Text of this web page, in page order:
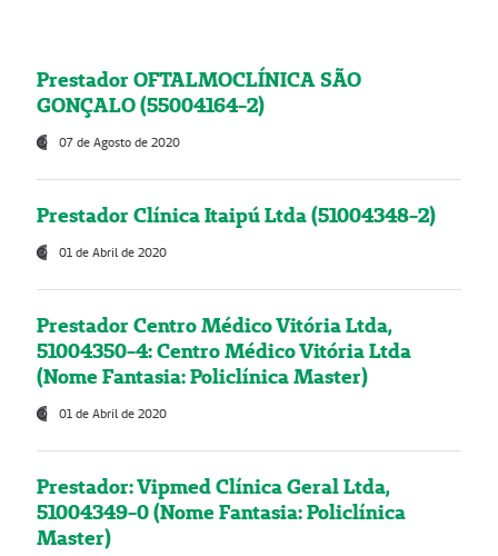
Prestador OFTALMOCLÍNICA SÃO
GONÇALO (55004164-2)
07 de Agosto de 2020
Prestador Clínica Itaipú Ltda (51004348-2)
01 de Abril de 2020
Prestador Centro Médico Vitória Ltda,
51004350-4: Centro Médico Vitória Ltda
(Nome Fantasia: Policlínica Master)
01 de Abril de 2020
Prestador: Vipmed Clínica Geral Ltda,
51004349-0 (Nome Fantasia: Policlínica
Master)